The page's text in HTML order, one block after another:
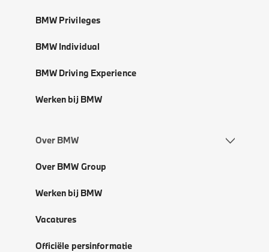
BMW Privileges
BMW Individual
BMW Driving Experience
Werken bij BMW
Over BMW
Over BMW Group
Werken bij BMW
Vacatures
Officiële persinformatie